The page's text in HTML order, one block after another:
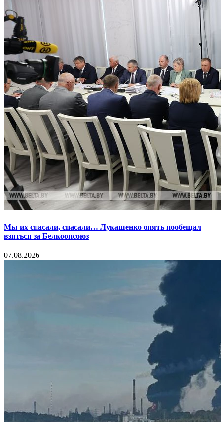
Мы их спасали, спасали… Лукашенко опять пообещал
взяться за Белкоопсоюз
07.08.2026